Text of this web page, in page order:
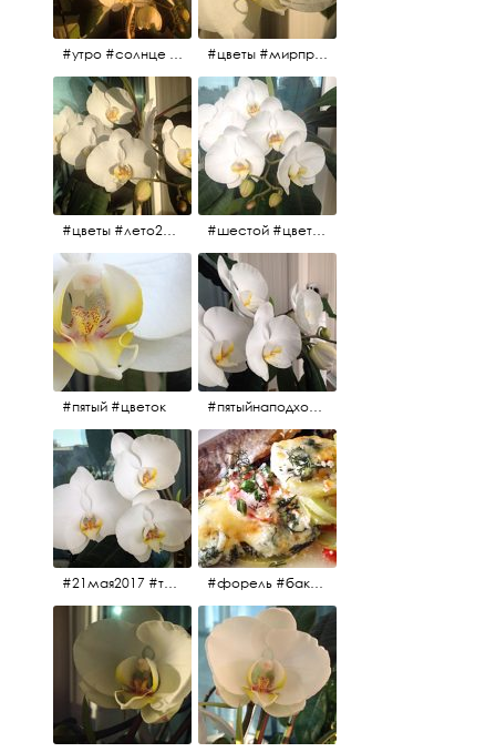
#утро #солнце #белыеночи2017 #санктпетербург #цветы #седьмойпошёл #цветы #мирпрекрасен #пятьутра
#цветы #лето2017 #седьмойнаподходе #шестой #всегодевять #шестой #цветыцветут #цветы #лето2017 #летнийснег
#пятый #цветок #пятыйнаподходе# цветы #весна2017
#21мая2017 #трио #цветы #форель #баклажаны #помидоры #завтрак